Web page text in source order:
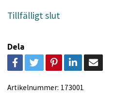
Tillfälligt slut
Dela
Artikelnummer: 173001